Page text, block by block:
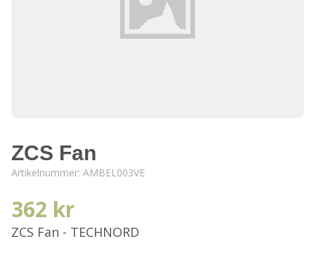
ZCS Fan
Artikelnummer: AMBEL003VE
362 kr
ZCS Fan - TECHNORD